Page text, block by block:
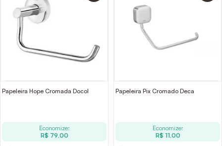
Papeleira Hope Cromada Docol
Economize:
R$ 79,00
Papeleira Pix Cromado Deca
Economize:
R$ 11,00